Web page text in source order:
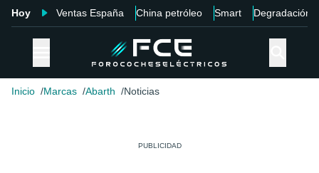
Hoy Ventas España China petróleo Smart Degradación
Inicio Marcas Abarth Noticias